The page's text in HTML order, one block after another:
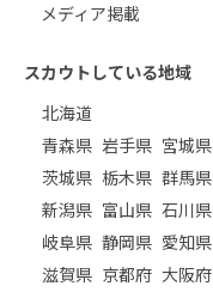
メディア掲載
スカウトしている地域
北海道
青森県 岩手県 宮城県
茨城県 栃木県 群馬県
新潟県 富山県 石川県
岐阜県 静岡県 愛知県
滋賀県 京都府 大阪府